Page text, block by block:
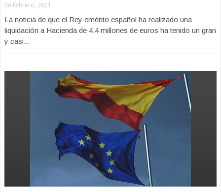
26 febrero, 2021
La noticia de que el Rey emérito español ha realizado una
liquidación a Hacienda de 4,4 millones de euros ha tenido un gran
y casi...